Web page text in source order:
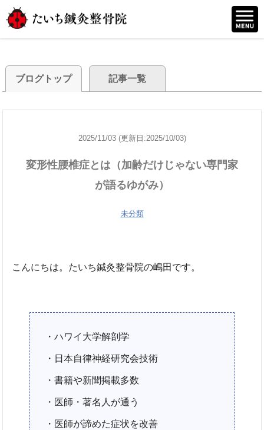
ブログトップ 記事一覧
2025/11/03 (更新日:2025/10/03)
変形性腰椎症とは（加齢だけじゃない専門家
が語るゆがみ）
未分類
こんにちは。たいち鍼灸整骨院の嶋田です。
・ハワイ大学解剖学
・日本自律神経研究会技術
・書籍や新聞掲載多数
・医師・著名人が通う
・医師が諦めた症状を改善